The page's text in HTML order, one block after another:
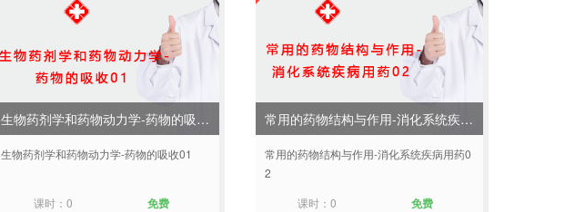
生物药剂学和药物动力学-药物的吸收01
生物药剂学和药物动力学-药物的吸收01
课时：0 免费
常用的药物结构与作用-消化系统疾病用药02
常用的药物结构与作用-消化系统疾病用药0
2
课时：0
免费